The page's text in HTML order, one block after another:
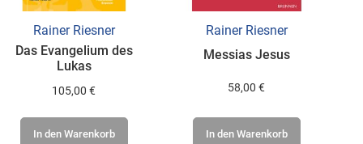
Rainer Riesner
Das Evangelium des
Lukas
105,00 €
In den Warenkorb
Rainer Riesner
Messias Jesus
58,00 €
In den Warenkorb